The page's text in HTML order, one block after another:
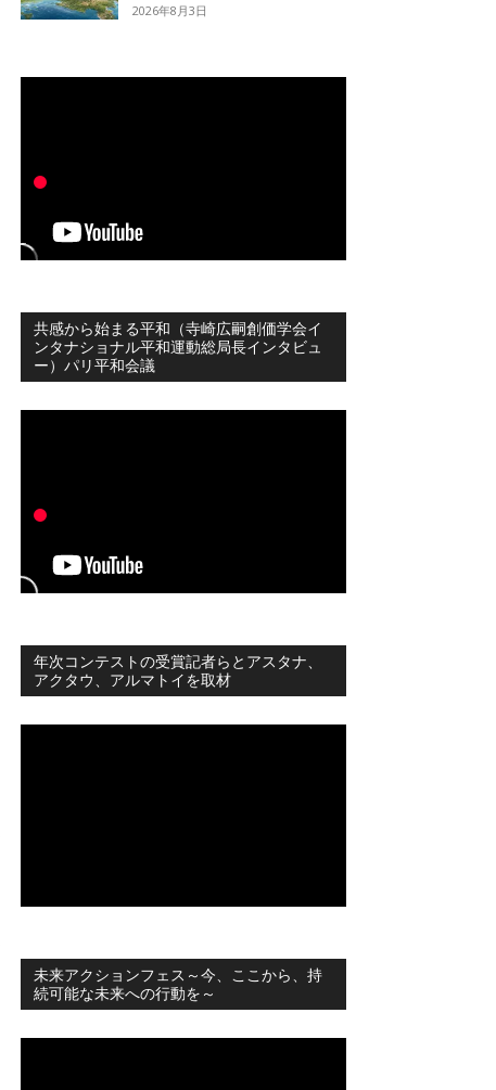
2026年8月3日
共感から始まる平和（寺崎広嗣創価学会イ
ンタナショナル平和運動総局長インタビュ
ー）パリ平和会議
年次コンテストの受賞記者らとアスタナ、
アクタウ、アルマトイを取材
未来アクションフェス～今、ここから、持
続可能な未来への行動を～